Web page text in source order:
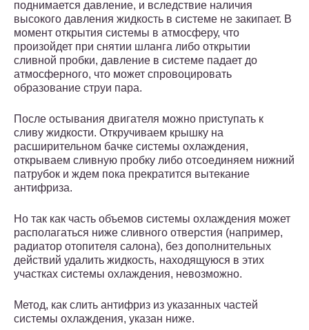
поднимается давление, и вследствие наличия
высокого давления жидкость в системе не закипает. В
момент открытия системы в атмосферу, что
произойдет при снятии шланга либо открытии
сливной пробки, давление в системе падает до
атмосферного, что может спровоцировать
образование струи пара.
После остывания двигателя можно приступать к
сливу жидкости. Откручиваем крышку на
расширительном бачке системы охлаждения,
открываем сливную пробку либо отсоединяем нижний
патрубок и ждем пока прекратится вытекание
антифриза.
Но так как часть объемов системы охлаждения может
располагаться ниже сливного отверстия (например,
радиатор отопителя салона), без дополнительных
действий удалить жидкость, находящуюся в этих
участках системы охлаждения, невозможно.
Метод, как слить антифриз из указанных частей
системы охлаждения, указан ниже.